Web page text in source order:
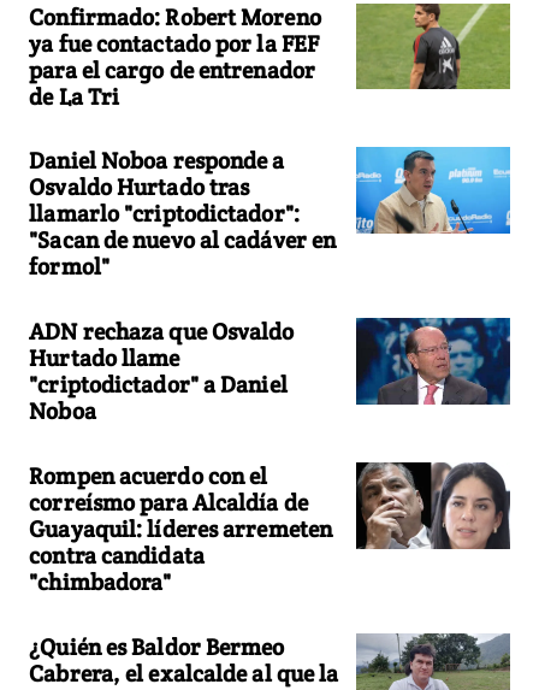
Confirmado: Robert Moreno
ya fue contactado por la FEF
para el cargo de entrenador
de La Tri
Daniel Noboa responde a
Osvaldo Hurtado tras
llamarlo "criptodictador":
"Sacan de nuevo al cadáver en
formol"
ADN rechaza que Osvaldo
Hurtado llame
"criptodictador" a Daniel
Noboa
Rompen acuerdo con el
correísmo para Alcaldía de
Guayaquil: líderes arremeten
contra candidata
"chimbadora"
¿Quién es Baldor Bermeo
Cabrera, el exalcalde al que la